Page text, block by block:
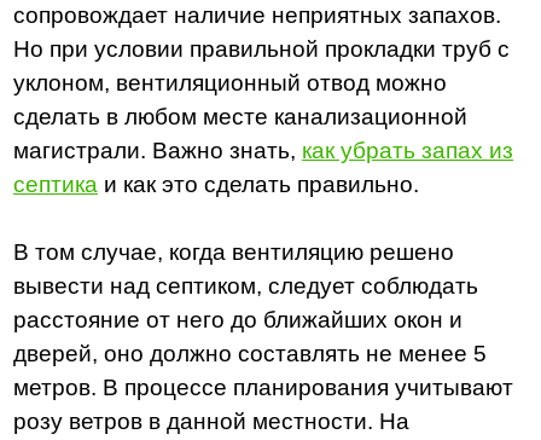
сопровождает наличие неприятных запахов.
Но при условии правильной прокладки труб с
уклоном, вентиляционный отвод можно
сделать в любом месте канализационной
магистрали. Важно знать, как убрать запах из
септика и как это сделать правильно.
В том случае, когда вентиляцию решено
вывести над септиком, следует соблюдать
расстояние от него до ближайших окон и
дверей, оно должно составлять не менее 5
метров. В процессе планирования учитывают
розу ветров в данной местности. На